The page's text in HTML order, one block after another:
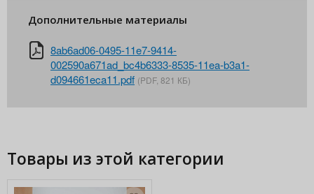
Дополнительные материалы
8ab6ad06-0495-11e7-9414-
002590a671ad_bc4b6333-8535-11ea-b3a1-
d094661eca11.pdf (PDF, 821 КБ)
Товары из этой категории